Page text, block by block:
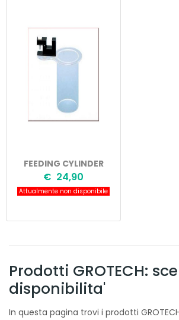
FEEDING CYLINDER
€ 24,90
Attualmente non disponibile
Prodotti GROTECH:
disponibilita'
In questa pagina trovi i prodotti